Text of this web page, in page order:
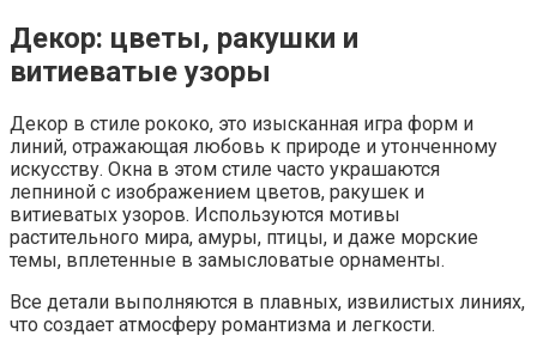
Декор: цветы, ракушки и
витиеватые узоры
Декор в стиле рококо, это изысканная игра форм и
линий, отражающая любовь к природе и утонченному
искусству. Окна в этом стиле часто украшаются
лепниной с изображением цветов, ракушек и
витиеватых узоров. Используются мотивы
растительного мира, амуры, птицы, и даже морские
темы, вплетенные в замысловатые орнаменты.
Все детали выполняются в плавных, извилистых линиях,
что создает атмосферу романтизма и легкости.